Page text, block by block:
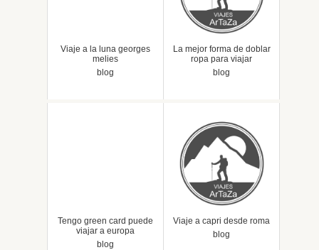
Viaje a la luna georges
melies
blog
La mejor forma de doblar
ropa para viajar
blog
Tengo green card puede
viajar a europa
blog
Viaje a capri desde roma
blog